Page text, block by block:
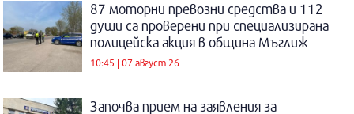
87 моторни превозни средства и 112
души са проверени при специализирана
полицейска акция в община Мъглиж
10:45 | 07 август 26
Започва прием на заявления за